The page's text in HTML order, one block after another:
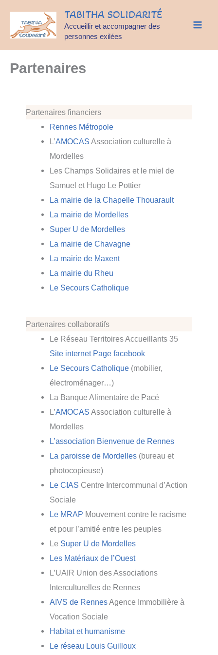
contenu
TABITHA SOLIDARITÉ
Accueillir et accompagner des
personnes exilées
Partenaires
Partenaires financiers
Rennes Métropole
L’AMOCAS Association culturelle à
Mordelles
Les Champs Solidaires et le miel de
Samuel et Hugo Le Pottier
La mairie de la Chapelle Thouarault
La mairie de Mordelles
Super U de Mordelles
La mairie de Chavagne
La mairie de Maxent
La mairie du Rheu
Le Secours Catholique
Partenaires collaboratifs
Le Réseau Territoires Accueillants 35
Site internet Pagefacebook
Le Secours Catholique (mobilier,
électroménager…)
La Banque Alimentaire de Pacé
L’AMOCAS Association culturelle à
Mordelles
L’association Bienvenue de Rennes
La paroisse de Mordelles (bureau et
photocopieuse)
Le CIAS Centre Intercommunal d’Action
Sociale
Le MRAP Mouvement contre le racisme
et pour l’amitié entre les peuples
Le Super U de Mordelles
Les Matériaux de l’Ouest
L’UAIR Union des Associations
Interculturelles de Rennes
AIVS de RennesAgence Immobilière à
Vocation Sociale
Habitat et humanisme
Le réseau Louis Guilloux